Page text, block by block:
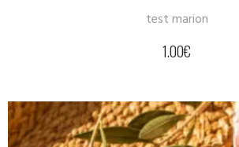
test marion
1.00€